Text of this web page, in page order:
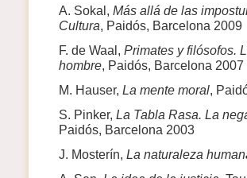
A. Sokal, Más allá de las
Cultura , Paidós, Barcelona 2009
F. de Waal, Primates y filósofos.
hombre, Paidós, Barcelona 2007
M. Hauser, La mente moral,
S. Pinker, La Tabla Rasa. La
Paidós, Barcelona 2003
J. Mosterín, La naturaleza